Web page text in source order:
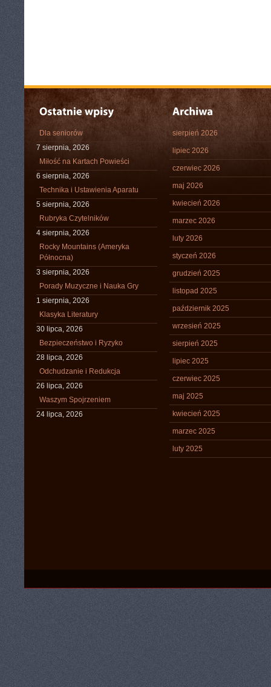
Dla seniorów
7 sierpnia, 2026
Miłość na Kartach Powieści
6 sierpnia, 2026
Technika i Ustawienia Aparatu
5 sierpnia, 2026
Rubryka Czytelników
4 sierpnia, 2026
Rocky Mountains (Ameryka
Północna)
3 sierpnia, 2026
Porady Muzyczne i Nauka Gry
1 sierpnia, 2026
Klasyka Literatury
30 lipca, 2026
Bezpieczeństwo i Ryzyko
28 lipca, 2026
Odchudzanie i Redukcja
26 lipca, 2026
Waszym Spojrzeniem
24 lipca, 2026
sierpień 2026
lipiec 2026
czerwiec 2026
maj 2026
kwiecień 2026
marzec 2026
luty 2026
styczeń 2026
grudzień 2025
listopad 2025
październik 2025
wrzesień 2025
sierpień 2025
lipiec 2025
czerwiec 2025
maj 2025
kwiecień 2025
marzec 2025
luty 2025